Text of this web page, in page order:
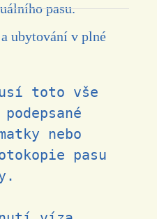
pasu.
ubytování v plné
toto vše
nebo
pasu